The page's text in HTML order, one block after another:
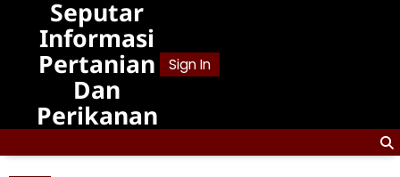
content
Seputar
Informasi
Pertanian
Dan
Perikanan
Sign In